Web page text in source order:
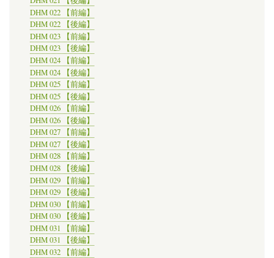
DHM 022 【前編】
DHM 022 【後編】
DHM 023 【前編】
DHM 023 【後編】
DHM 024 【前編】
DHM 024 【後編】
DHM 025 【前編】
DHM 025 【後編】
DHM 026 【前編】
DHM 026 【後編】
DHM 027 【前編】
DHM 027 【後編】
DHM 028 【前編】
DHM 028 【後編】
DHM 029 【前編】
DHM 029 【後編】
DHM 030 【前編】
DHM 030 【後編】
DHM 031 【前編】
DHM 031 【後編】
DHM 032 【前編】